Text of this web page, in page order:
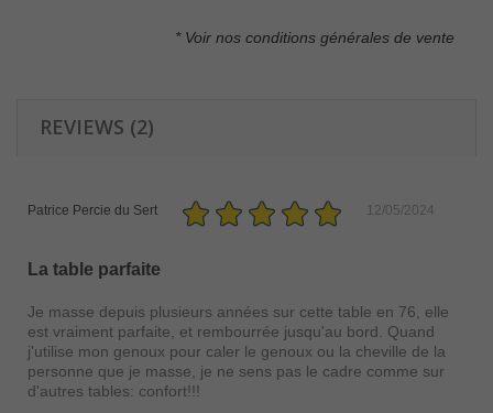
* Voir nos conditions générales de vente
REVIEWS (2)
Patrice Percie du Sert 12/05/2024
La table parfaite
Je masse depuis plusieurs années sur cette table en 76, elle
est vraiment parfaite, et rembourrée jusqu'au bord. Quand
j'utilise mon genoux pour caler le genoux ou la cheville de la
personne que je masse, je ne sens pas le cadre comme sur
d'autres tables: confort!!!